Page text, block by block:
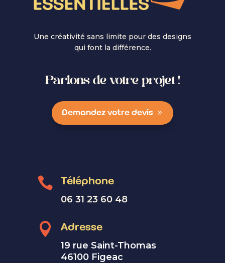
Une créativité sans limite pour des designs
qui font la différence.
Parlons de votre projet !
Demandez votre devis
 Téléphone
06 31 23 60 48
 Adresse
19 rue Saint-Thomas
46100 Figeac